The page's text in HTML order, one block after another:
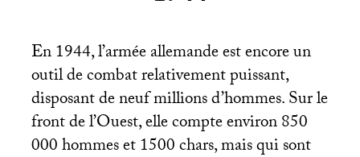
En 1944, l’armée allemande est encore un
outil de combat relativement puissant,
disposant de neuf millions d’hommes. Sur le
front de l’Ouest, elle compte environ 850
000 hommes et 1500 chars, mais qui sont